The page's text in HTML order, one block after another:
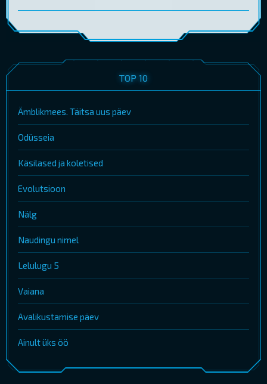
TOP 10
Ämblikmees. Täitsa uus päev
Odüsseia
Käsilased ja koletised
Evolutsioon
Nälg
Naudingu nimel
Lelulugu 5
Vaiana
Avalikustamise päev
Ainult üks öö